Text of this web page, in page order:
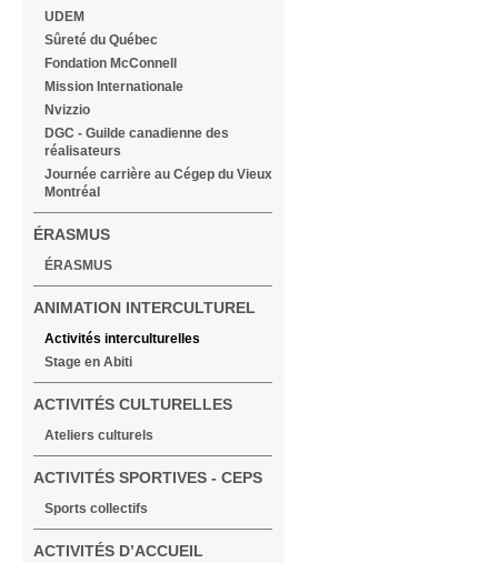
UDEM
Sûreté du Québec
Fondation McConnell
Mission Internationale
Nvizzio
DGC - Guilde canadienne des
réalisateurs
Journée carrière au Cégep du Vieux
Montréal
ÉRASMUS
ÉRASMUS
ANIMATION INTERCULTUREL
Activités interculturelles
Stage en Abiti
ACTIVITÉS CULTURELLES
Ateliers culturels
ACTIVITÉS SPORTIVES - CEPS
Sports collectifs
ACTIVITÉS D’ACCUEIL